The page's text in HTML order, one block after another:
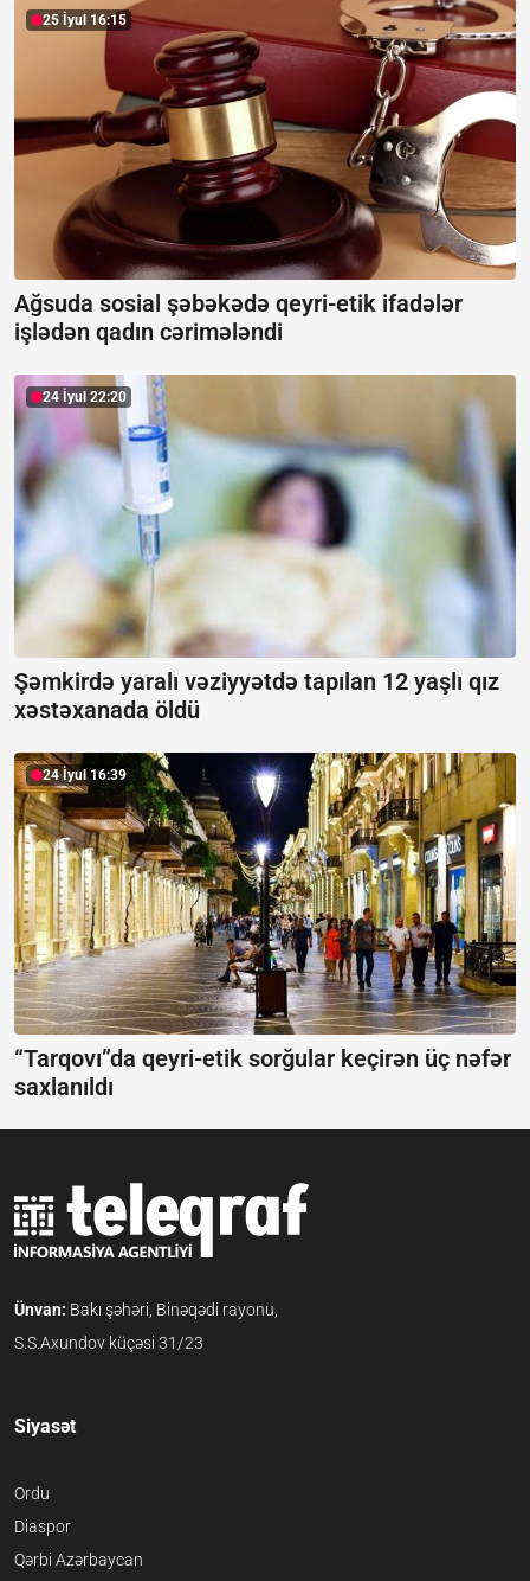
25 İyul 16:15
Ağsuda sosial şəbəkədə qeyri-etik ifadələr
işlədən qadın cərimələndi
24 İyul 22:20
Şəmkirdə yaralı vəziyyətdə tapılan 12 yaşlı qız
xəstəxanada öldü
24 İyul 16:39
“Tarqovı”da qeyri-etik sorğular keçirən üç nəfər
saxlanıldı
Ünvan: Bakı şəhəri, Binəqədi rayonu,
S.S.Axundov küçəsi 31/23
Siyasət
Ordu
Diaspor
Qərbi Azərbaycan